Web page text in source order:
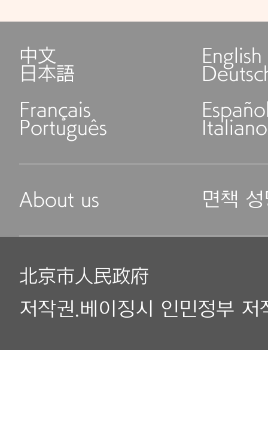
中文 English
日本語
Français
Português Italiano
About us 면책
北京市人民政府
저작권.베이징시 인민정부